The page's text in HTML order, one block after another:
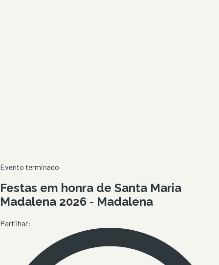
Evento terminado
Festas em honra de Santa Maria
Madalena 2026 - Madalena
Partilhar: